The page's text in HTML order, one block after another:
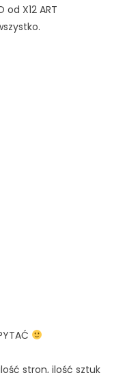
X12 ART
stron, ilość sztuk